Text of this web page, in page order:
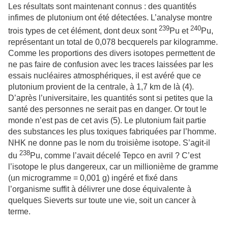
Les résultats sont maintenant connus : des quantités
infimes de plutonium ont été détectées. L’analyse montre
trois types de cet élément, dont deux sont 239Pu et 240Pu,
représentant un total de 0,078 becquerels par kilogramme.
Comme les proportions des divers isotopes permettent de
ne pas faire de confusion avec les traces laissées par les
essais nucléaires atmosphériques, il est avéré que ce
plutonium provient de la centrale, à 1,7 km de là (4).
D’après l’universitaire, les quantités sont si petites que la
santé des personnes ne serait pas en danger. Or tout le
monde n’est pas de cet avis (5). Le plutonium fait partie
des substances les plus toxiques fabriquées par l’homme.
NHK ne donne pas le nom du troisième isotope. S’agit-il
du 238Pu, comme l’avait décelé Tepco en avril ? C’est
l’isotope le plus dangereux, car un millionième de gramme
(un microgramme = 0,001 g) ingéré et fixé dans
l’organisme suffit à délivrer une dose équivalente à
quelques Sieverts sur toute une vie, soit un cancer à
terme.